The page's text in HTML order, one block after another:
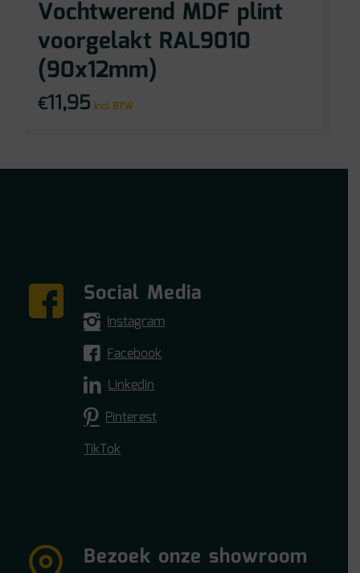
Vochtwerend MDF plint
voorgelakt RAL9010
(90x12mm)
€11,95 incl BTW
Social Media
Instagram
Facebook
Linkedin
Pinterest
TikTok
Bezoek onze showroom